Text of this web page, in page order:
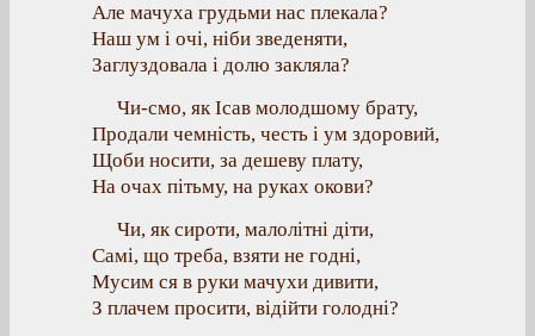
Але мачуха грудьми нас плекала?
Наш ум і очі, ніби зведеняти,
Заглуздовала і долю закляла?
Чи-смо, як Ісав молодшому брату,
Продали чемність, честь і ум здоровий,
Щоби носити, за дешеву плату,
На очах пітьму, на руках окови?
Чи, як сироти, малолітні діти,
Самі, що треба, взяти не годні,
Мусим ся в руки мачухи дивити,
З плачем просити, відійти голодні?